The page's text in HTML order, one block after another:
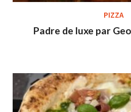
PIZZA
Padre de luxe par